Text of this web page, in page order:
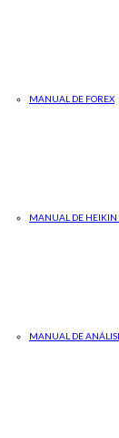
MANUAL DE FOREX
MANUAL DE HEIKIN
MANUAL DE
. Así, el
el dato del 3%
a que no
a
la propia web
de la
es, pues
ficha
empresa se
fin de crear
financieras
de un 77,7%
a las
por el
y
a principios
para superar